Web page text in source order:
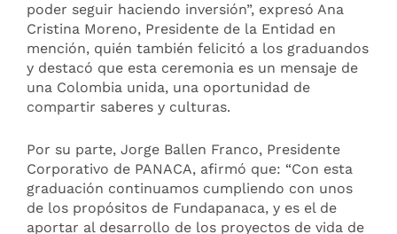
poder seguir haciendo inversión”, expresó Ana
Cristina Moreno, Presidente de la Entidad en
mención, quién también felicitó a los graduandos
y destacó que esta ceremonia es un mensaje de
una Colombia unida, una oportunidad de
compartir saberes y culturas.
Por su parte, Jorge Ballen Franco, Presidente
Corporativo de PANACA, afirmó que: “Con esta
graduación continuamos cumpliendo con unos
de los propósitos de Fundapanaca, y es el de
aportar al desarrollo de los proyectos de vida de